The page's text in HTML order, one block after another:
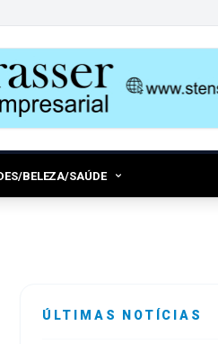
BELEZA/SAÚDE
ÚLTIMAS NOTÍCIAS